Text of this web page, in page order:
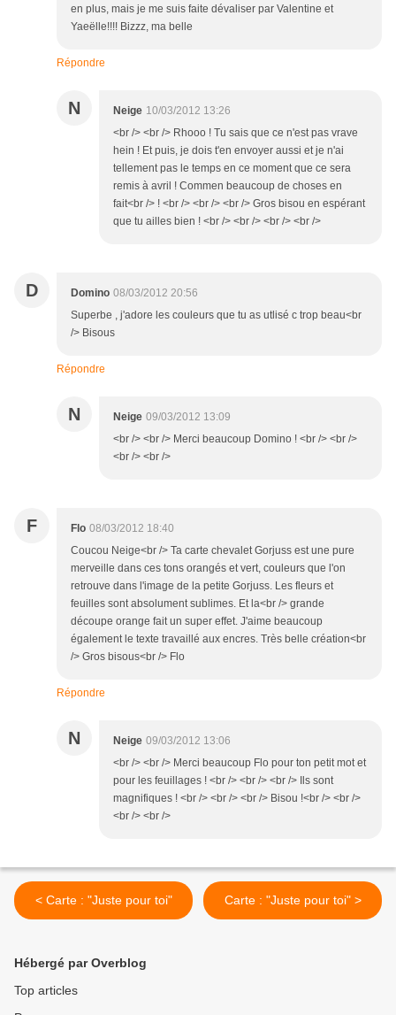
en plus, mais je me suis faite dévaliser par Valentine et
Yaeëlle!!!! Bizzz, ma belle
Répondre
N Neige 10/03/2012 13:26
<br /> <br /> Rhooo ! Tu sais que ce n'est pas vrave
hein ! Et puis, je dois t'en envoyer aussi et je n'ai
tellement pas le temps en ce moment que ce sera
remis à avril ! Commen beaucoup de choses en
fait<br /> ! <br /> <br /> <br /> Gros bisou en espérant
que tu ailles bien ! <br /> <br /> <br /> <br />
D Domino 08/03/2012 20:56
Superbe , j'adore les couleurs que tu as utlisé c trop beau<br
/> Bisous
Répondre
N Neige 09/03/2012 13:09
<br /> <br /> Merci beaucoup Domino ! <br /> <br />
<br /> <br />
F Flo 08/03/2012 18:40
Coucou Neige<br /> Ta carte chevalet Gorjuss est une pure
merveille dans ces tons orangés et vert, couleurs que l'on
retrouve dans l'image de la petite Gorjuss. Les fleurs et
feuilles sont absolument sublimes. Et la<br /> grande
découpe orange fait un super effet. J'aime beaucoup
également le texte travaillé aux encres. Très belle création<br
/> Gros bisous<br /> Flo
Répondre
N Neige 09/03/2012 13:06
<br /> <br /> Merci beaucoup Flo pour ton petit mot et
pour les feuillages ! <br /> <br /> <br /> Ils sont
magnifiques ! <br /> <br /> <br /> Bisou !<br /> <br />
<br /> <br />
< Carte : "Juste pour toi" Carte : "Juste pour toi" >
Hébergé par Overblog
Top articles